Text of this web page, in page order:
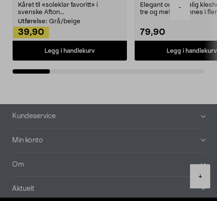
-
+
Kåret til «soleklar favoritt» i
svenske Afton...
Utførelse: Grå/beige
39,90
Legg i handlekurv
Elegant og skikkelig
tre og metall – finnes i
79,90
Legg i handlekurv
Bunntekst
Kundeservice
Min konto
Om
Aktuelt